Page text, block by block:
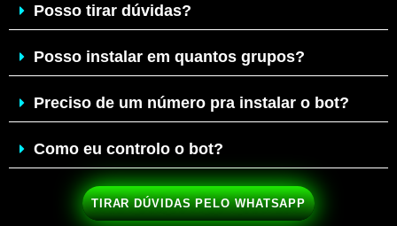
Posso tirar dúvidas?
Posso instalar em quantos grupos?
Preciso de um número pra instalar o bot?
Como eu controlo o bot?
TIRAR DÚVIDAS PELO WHATSAPP